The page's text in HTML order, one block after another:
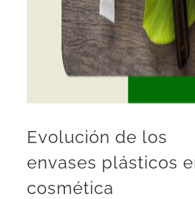
Evolución de los
envases plásticos
cosmética